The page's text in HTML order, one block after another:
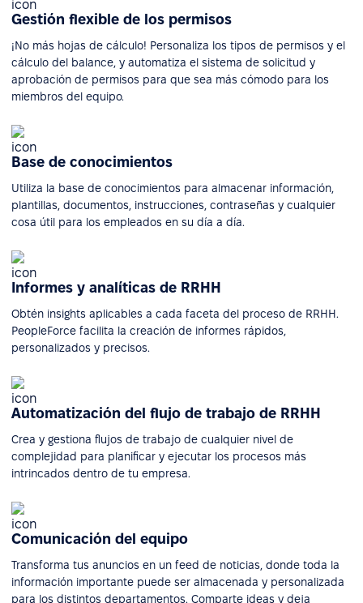
Gestión flexible de los permisos
¡No más hojas de cálculo! Personaliza los tipos de permisos y el
cálculo del balance, y automatiza el sistema de solicitud y
aprobación de permisos para que sea más cómodo para los
miembros del equipo.
Base de conocimientos
Utiliza la base de conocimientos para almacenar información,
plantillas, documentos, instrucciones, contraseñas y cualquier
cosa útil para los empleados en su día a día.
Informes y analíticas de RRHH
Obtén insights aplicables a cada faceta del proceso de RRHH.
PeopleForce facilita la creación de informes rápidos,
personalizados y precisos.
Automatización del flujo de trabajo de RRHH
Crea y gestiona flujos de trabajo de cualquier nivel de
complejidad para planificar y ejecutar los procesos más
intrincados dentro de tu empresa.
Comunicación del equipo
Transforma tus anuncios en un feed de noticias, donde toda la
información importante puede ser almacenada y personalizada
para los distintos departamentos. Comparte ideas y deja